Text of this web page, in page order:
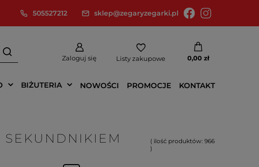
505527212 sklep@zegaryzegarki.pl
Zaloguj się Listy zakupowe 0,00 zł
BIŻUTERIA NOWOŚCI PROMOCJE KONTAKT
( ilość produktów:966
)